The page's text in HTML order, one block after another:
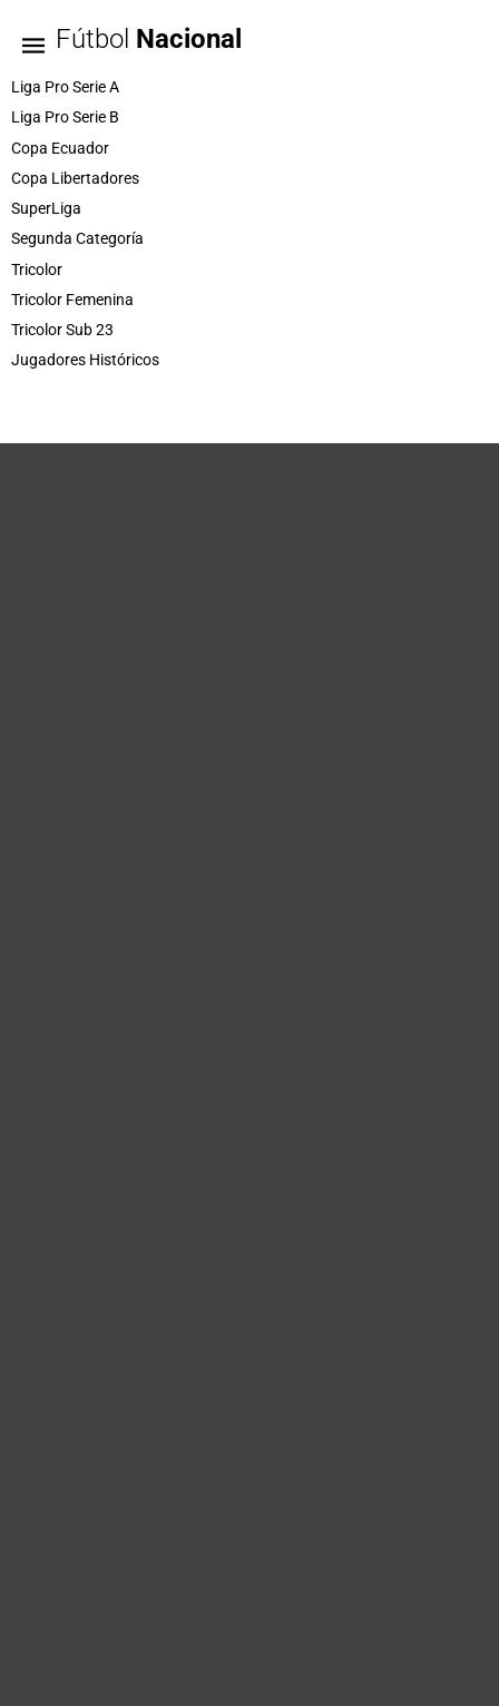
Fútbol Nacional
Liga Pro Serie A
Liga Pro Serie B
Copa Ecuador
Copa Libertadores
SuperLiga
Segunda Categoría
Tricolor
Tricolor Femenina
Tricolor Sub 23
Jugadores Históricos